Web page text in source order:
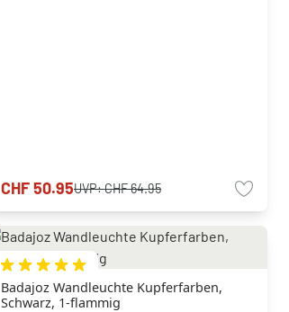
CHF 50.95UVP:CHF 64.95
Badajoz Wandleuchte Kupferfarben,
Schwarz, 1-flammig